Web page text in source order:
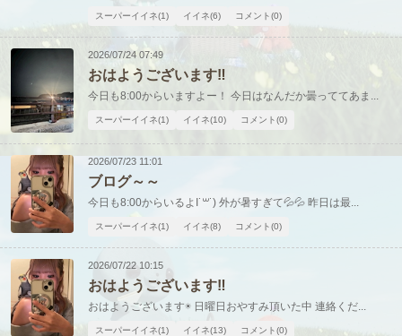
スーパーイイネ(1) イイネ(6) コメント(0)
2026/07/24 07:49
おはようございます‼️
今日も8:00からいますよー！ 今日はなんだか曇っててあま...
スーパーイイネ(1) イイネ(10) コメント(0)
2026/07/23 11:01
ブログ～～
今日も8:00からいるよI˙꒳​˙) 外が暑すぎて💦💦 昨日は最...
スーパーイイネ(1) イイネ(8) コメント(0)
2026/07/22 10:15
おはようございます‼️
おはようございます☀️ 日曜日おやすみ頂いた中 連絡くだ...
スーパーイイネ(1) イイネ(13) コメント(0)